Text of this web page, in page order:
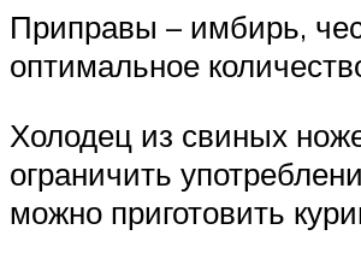
Приправы – имбирь,
оптимальное
Холодец из свиных
ограничить
можно приготовить